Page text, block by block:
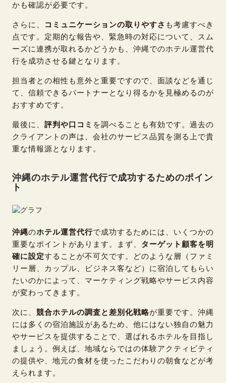
かも確認が必要です。
さらに、 コミュニケーションの取りやすさ も考慮すべき
点です。定期的な報告や、緊急時の対応について、スム
ーズに連携が取れるかどうかも、沖縄でのホテル運営代
行を成功させる鍵となります。
担当者との相性も意外と重要ですので、面談などを通じ
て、信頼できるパートナーとなり得るかを見極めるのが
おすすめです。
最後に、 評判や口コミ を調べることも有効です。過去の
クライアントの声は、会社のサービス品質を測る上で貴
重な情報源となります。
沖縄のホテル運営代行で成功するためのポイン
ト
沖縄のホテル運営代行で成功するためには、いくつかの
重要なポイントがあります。まず、 ターゲット顧客を明
確に設定することが不可欠です。どのような層（ファミ
リー層、カップル、ビジネス客など）に宿泊してもらい
たいのかによって、マーケティング戦略やサービス内容
が変わってきます。
次に、 競合ホテルの調査と差別化戦略が重要です。沖縄
には多くの宿泊施設があるため、他にはない独自の魅力
やサービスを提供することで、選ばれるホテルを目指し
ましょう。例えば、地域ならではの体験アクティビティ
の提供や、地元の食材を使ったこだわりの朝食などが考
えられます。